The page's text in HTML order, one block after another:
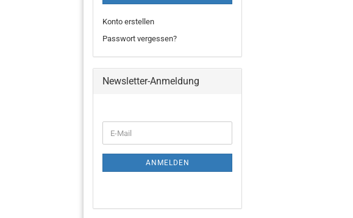
Konto erstellen
Passwort vergessen?
Newsletter-Anmeldung
ANMELDEN